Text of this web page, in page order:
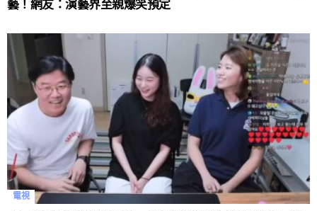
藝！網友：演藝界至親爆笑預定
電視